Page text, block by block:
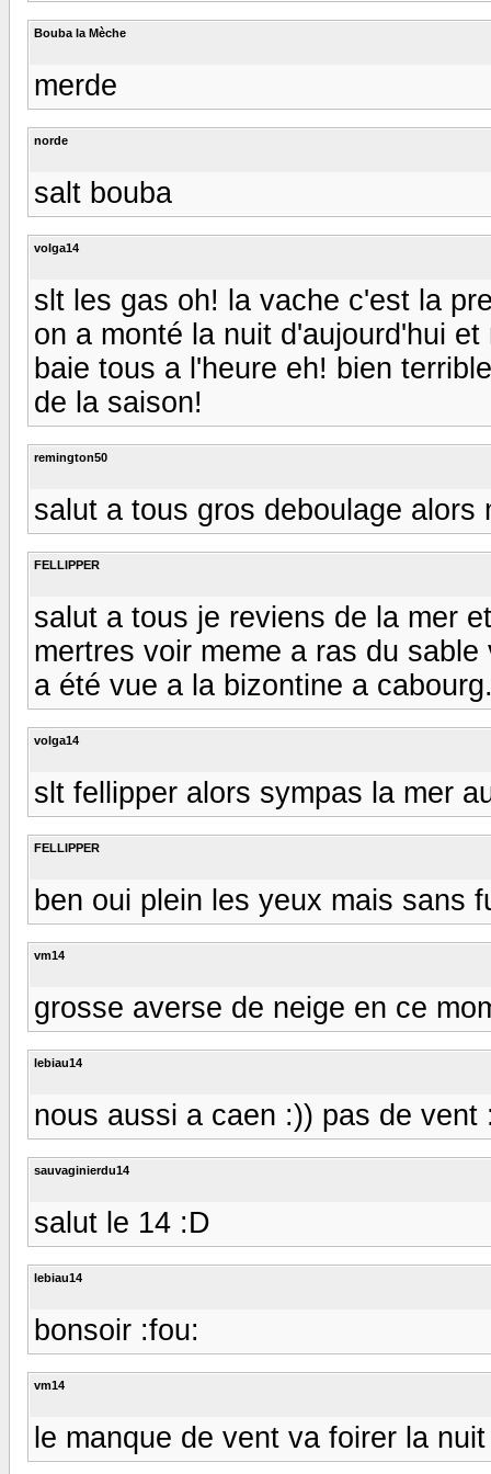
Bouba la Mèche
merde
norde
salt bouba
volga14
slt les gas oh! la vache c'est la
on a monté la nuit d'aujourd'hui
baie tous a l'heure eh! bien
de la saison!
remington50
salut a tous gros deboulage
FELLIPPER
salut a tous je reviens de la mer
mertres voir meme a ras du
a été vue a la bizontine a
volga14
slt fellipper alors sympas la mer
FELLIPPER
ben oui plein les yeux mais sans
vm14
grosse averse de neige en ce
lebiau14
nous aussi a caen :)) pas de vent
sauvaginierdu14
salut le 14 :D
lebiau14
bonsoir :fou:
vm14
le manque de vent va foirer la